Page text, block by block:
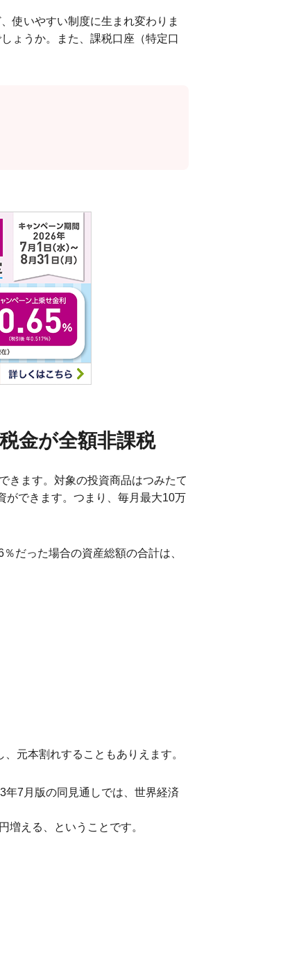
使いやすい制度に生まれ変わりま
ょうか。また、課税口座（特定口
金が全額非課税
きます。対象の投資商品はつみたて
ができます。つまり、毎月最大10万
だった場合の資産総額の合計は、
元本割れすることもありえます。
年7月版の同見通しでは、世界経済
増える、ということです。